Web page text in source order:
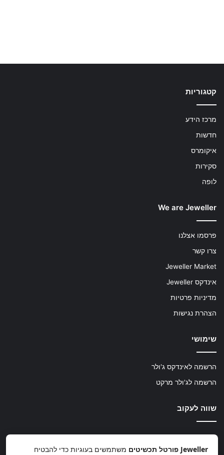
קטגוריות
מרכז הידע
חדשות
איקומרס
סקירות
לופה
We are Jeweller
פרסמו אצלנו
צרו קשר
Jeweller Market
אינדקס Jeweller
מדיניות פרטיות
הצהרת נגישות
שימושי
הרשמה לאינדקס ג'ולר
הרשמה לג'ולר מרקט
שווה לעקוב
Facebook
Instagram
TikTok Jeweller פורטל תכשיטים
משתמשים בעוגיות כדי להבטיח